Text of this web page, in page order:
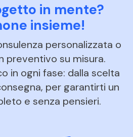
in mente?
insieme!
personalizzata o
preventivo su misura.
in ogni fase: dalla scelta
per garantirti un
e senza pensieri.